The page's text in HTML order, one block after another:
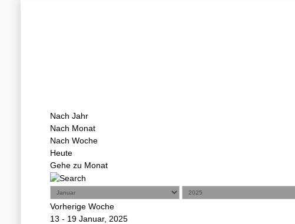
Nach Jahr
Nach Monat
Nach Woche
Heute
Gehe zu Monat
Vorherige Woche
13 - 19 Januar, 2025